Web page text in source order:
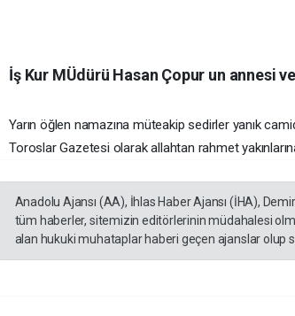
İş Kur MÜdürü Hasan Çopur un annesi
Yarın öğlen namazına müteakip sedirler yanık
Toroslar Gazetesi olarak allahtan rahmet
Anadolu Ajansı (AA), İhlas Haber Ajansı (İHA),
tüm haberler, sitemizin editörlerinin müdahalesi
alan hukuki muhataplar haberi geçen ajanslar olup